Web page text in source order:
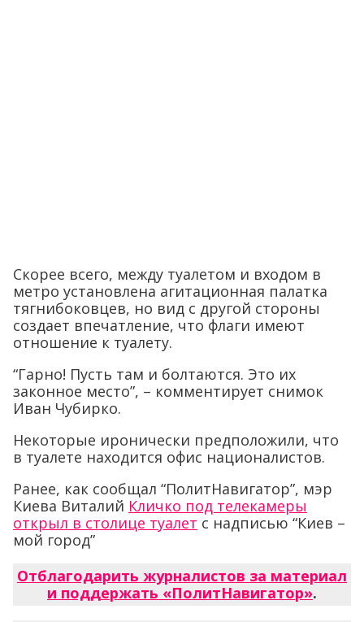
Скорее всего, между туалетом и входом в
метро установлена агитационная палатка
тягнибоковцев, но вид с другой стороны
создает впечатление, что флаги имеют
отношение к туалету.
“Гарно! Пусть там и болтаются. Это их
законное место”, – комментирует снимок
Иван Чубирко.
Некоторые иронически предположили, что
в туалете находится офис националистов.
Ранее, как сообщал “ПолитНавигатор”, мэр
Киева Виталий Кличко под телекамеры
открыл в столице туалет с надписью “Киев –
мой город”
Отблагодарить журналистов за материал
и поддержать «ПолитНавигатор».